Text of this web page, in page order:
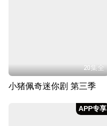
20集全
小猪佩奇迷你剧 第三季
APP专享